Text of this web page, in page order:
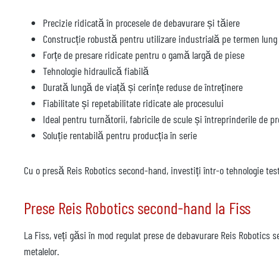
Precizie ridicată în procesele de debavurare și tăiere
Construcție robustă pentru utilizare industrială pe termen lung
Forțe de presare ridicate pentru o gamă largă de piese
Tehnologie hidraulică fiabilă
Durată lungă de viață și cerințe reduse de întreținere
Fiabilitate și repetabilitate ridicate ale procesului
Ideal pentru turnătorii, fabricile de scule și întreprinderile de
Soluție rentabilă pentru producția în serie
Cu o presă Reis Robotics second-hand, investiți într-o tehnologie
Prese Reis Robotics second-hand la Fiss
La Fiss, veți găsi în mod regulat prese de debavurare Reis
metalelor.